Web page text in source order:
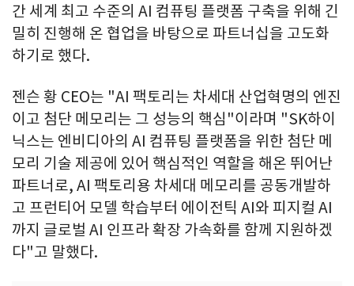
간 세계 최고 수준의 AI 컴퓨팅 플랫폼 구축을 위해 긴
밀히 진행해 온 협업을 바탕으로 파트너십을 고도화
하기로 했다.
젠슨 황 CEO는 "AI 팩토리는 차세대 산업혁명의 엔진
이고 첨단 메모리는 그 성능의 핵심"이라며 "SK하이
닉스는 엔비디아의 AI 컴퓨팅 플랫폼을 위한 첨단 메
모리 기술 제공에 있어 핵심적인 역할을 해온 뛰어난
파트너로, AI 팩토리용 차세대 메모리를 공동개발하
고 프런티어 모델 학습부터 에이전틱 AI와 피지컬 AI
까지 글로벌 AI 인프라 확장 가속화를 함께 지원하겠
다"고 말했다.